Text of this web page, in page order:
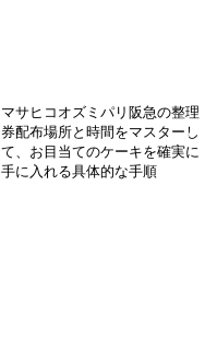
マサヒコオズミパリ阪急の整理
券配布場所と時間をマスターし
て、お目当てのケーキを確実に
手に入れる具体的な手順